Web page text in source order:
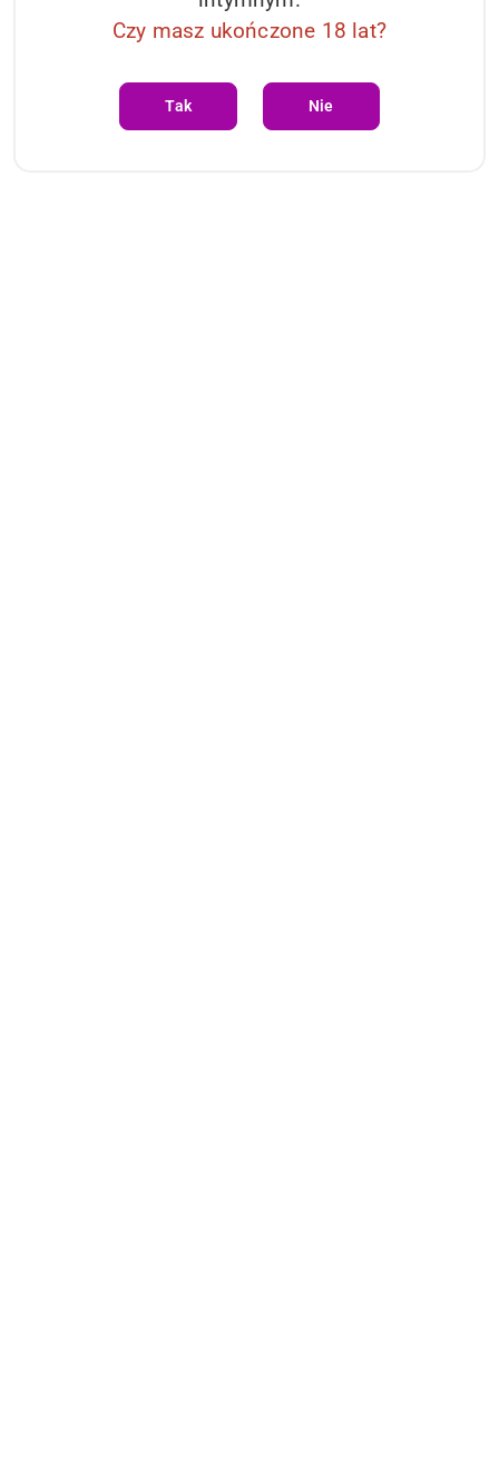
Czy masz ukończone 18 lat?
Tak Nie